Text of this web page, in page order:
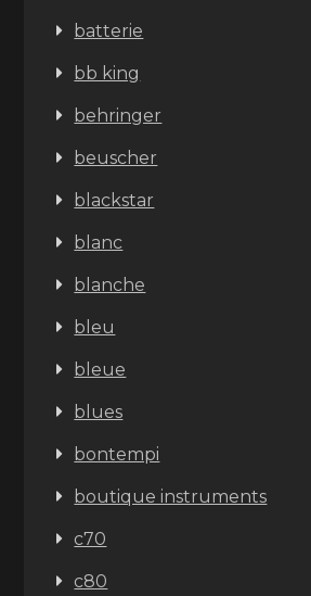
batterie
bb king
behringer
beuscher
blackstar
blanc
blanche
bleu
bleue
blues
bontempi
boutique instruments
c70
c80